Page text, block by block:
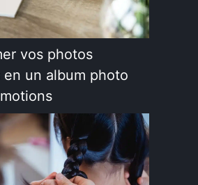
vos photos
un album photo